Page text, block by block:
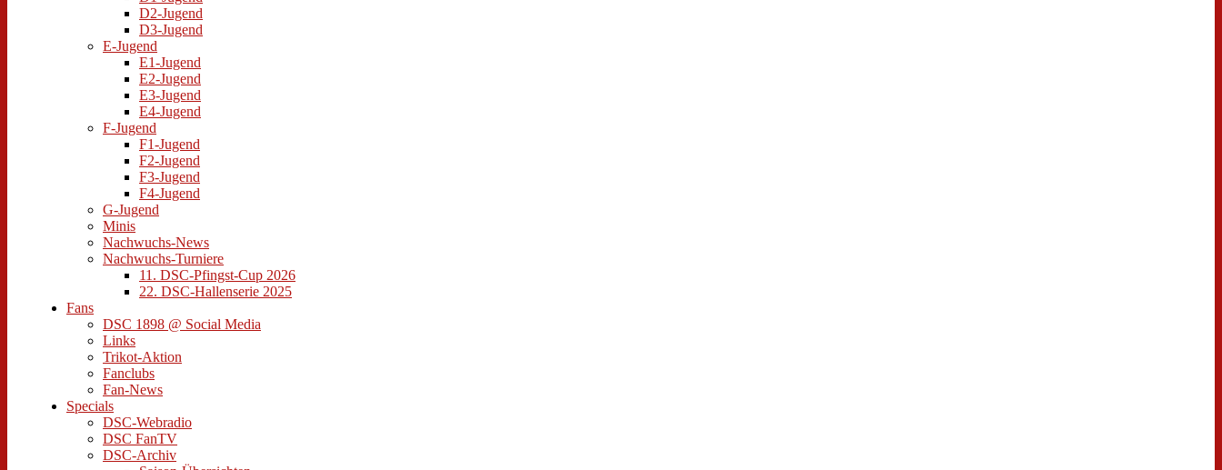
D2-Jugend
D3-Jugend
E-Jugend
E1-Jugend
E2-Jugend
E3-Jugend
E4-Jugend
F-Jugend
F1-Jugend
F2-Jugend
F3-Jugend
F4-Jugend
G-Jugend
Minis
Nachwuchs-News
Nachwuchs-Turniere
11. DSC-Pfingst-Cup 2026
22. DSC-Hallenserie 2025
Fans
DSC 1898 @ Social Media
Links
Trikot-Aktion
Fanclubs
Fan-News
Specials
DSC-Webradio
DSC FanTV
DSC-Archiv